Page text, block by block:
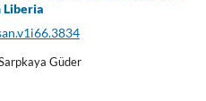
Liberia
Güder